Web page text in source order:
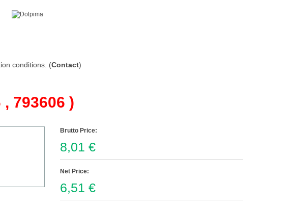
conditions. (Contact)
793606 )
Brutto Price:
8,01 €
Net Price:
6,51 €